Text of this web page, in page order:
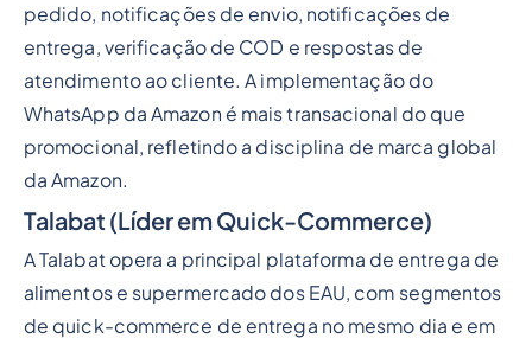
pedido, notificações de envio, notificações de
entrega, verificação de COD e respostas de
atendimento ao cliente. A implementação do
WhatsApp da Amazon é mais transacional do que
promocional, refletindo a disciplina de marca global
da Amazon.
Talabat (Líder em Quick-Commerce)
A Talabat opera a principal plataforma de entrega de
alimentos e supermercado dos EAU, com segmentos
de quick-commerce de entrega no mesmo dia e em